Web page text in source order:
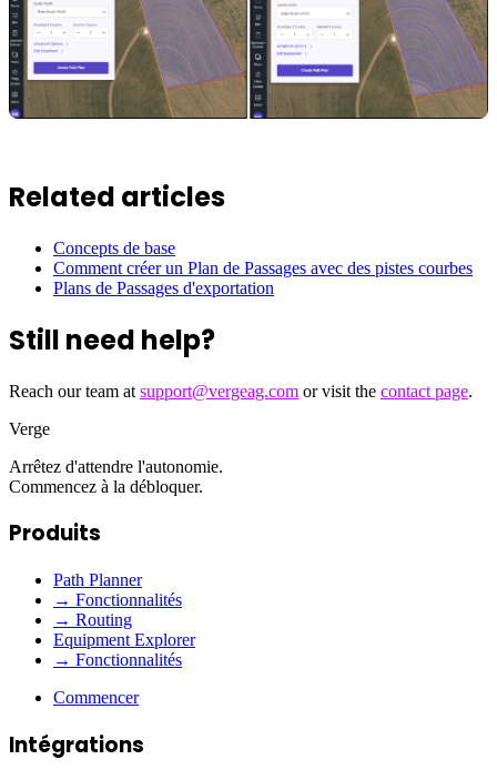
Related articles
Concepts de base
Comment créer un Plan de Passages avec des pistes courbes
Plans de Passages d'exportation
Still need help?
Reach our team at support@vergeag.com or visit the contact page.
Verge
Arrêtez d'attendre l'autonomie.
Commencez à la débloquer.
Produits
Path Planner
→ Fonctionnalités
→ Routing
Equipment Explorer
→ Fonctionnalités
Commencer
Intégrations